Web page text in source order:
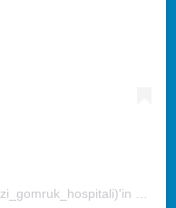
Mərkəzi Gömrük Hospitalı (@merkezi_gomruk_hospitali)'in paylaştığı bir gönderi